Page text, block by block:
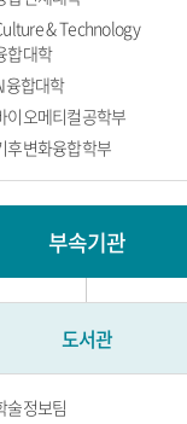
& Technology
합대학
융합대학
이오메티컬공학부
후변화융합학부
부속기관
도서관
술정보팀